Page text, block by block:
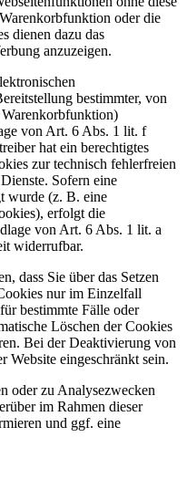
oder die
dienen dazu das
anzuzeigen.
bestimmter, von
von Art. 6 Abs. 1 lit. f
hat ein berechtigtes
zur technisch fehlerfreien
Sofern eine
wurde (z. B. eine
erfolgt die
von Art. 6 Abs. 1 lit. a
widerrufbar.
dass Sie über das Setzen
nur im Einzelfall
bestimmte Fälle oder
Löschen der Cookies
Bei der Deaktivierung von
Website eingeschränkt sein.
oder zu Analysezwecken
im Rahmen dieser
und ggf. eine